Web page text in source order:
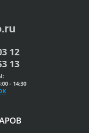
12
13
- 14:30